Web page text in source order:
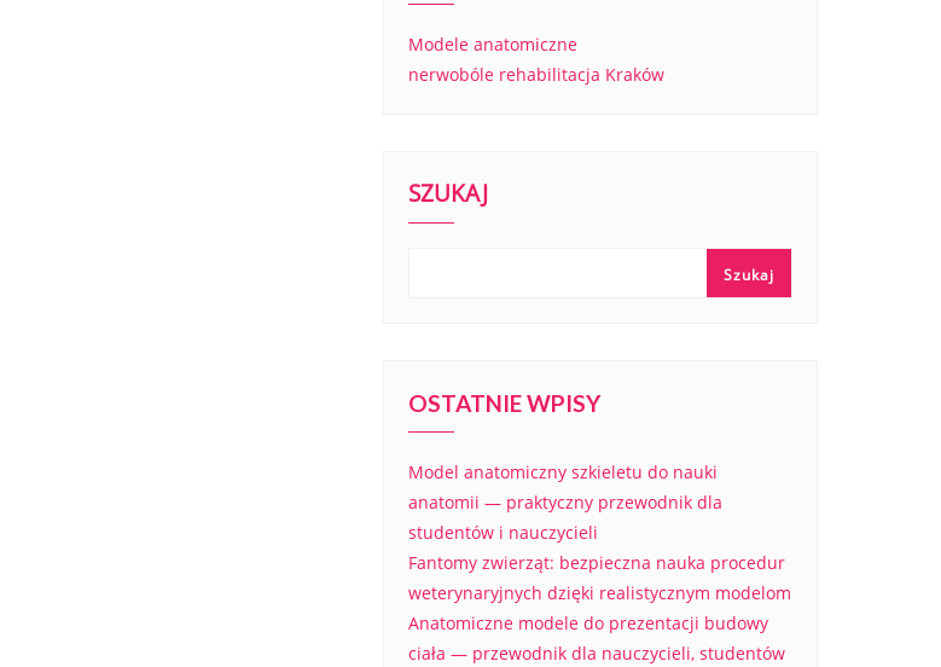
Modele anatomiczne
nerwobóle rehabilitacja Kraków
SZUKAJ
Szukaj
OSTATNIE WPISY
Model anatomiczny szkieletu do nauki
anatomii — praktyczny przewodnik dla
studentów i nauczycieli
Fantomy zwierząt: bezpieczna nauka procedur
weterynaryjnych dzięki realistycznym modelom
Anatomiczne modele do prezentacji budowy
ciała — przewodnik dla nauczycieli, studentów